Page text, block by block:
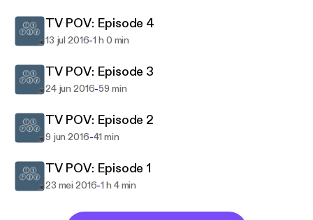
TV POV: Episode 4
13 jul 2016-1 h 0 min
TV POV: Episode 3
24 jun 2016-59 min
TV POV: Episode 2
9 jun 2016-41 min
TV POV: Episode 1
23 mei 2016-1 h 4 min